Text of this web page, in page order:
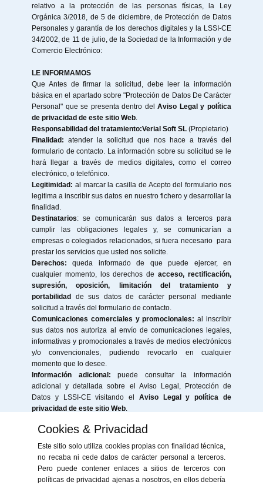
relativo a la protección de las personas físicas, la Ley
Orgánica 3/2018, de 5 de diciembre, de Protección de Datos
Personales y garantía de los derechos digitales y la LSSI-CE
34/2002, de 11 de julio, de la Sociedad de la Información y de
Comercio Electrónico:
LE INFORMAMOS
Que Antes de firmar la solicitud, debe leer la información
básica en el apartado sobre "Protección de Datos De Carácter
Personal" que se presenta dentro delAviso Legal y política
de privacidad de este sitio Web.
Responsabilidad del tratamiento:Verial Soft SL (Propietario)
Finalidad: atender la solicitud que nos hace a través del
formulario de contacto. La información sobre su solicitud se le
hará llegar a través de medios digitales, como el correo
electrónico, o telefónico.
Legitimidad: al marcar la casilla de Acepto del formulario nos
legitima a inscribir sus datos en nuestro fichero y desarrollar la
finalidad.
Destinatarios: se comunicarán sus datos a terceros para
cumplir las obligaciones legales y, se comunicarían a
empresas o colegiados relacionados, si fuera necesario para
prestar los servicios que usted nos solicite.
Derechos: queda informado de que puede ejercer, en
cualquier momento, los derechos deacceso, rectificación,
supresión, oposición, limitación del tratamiento y
portabilidad
de sus datos de carácter personal mediante
solicitud a través del formulario de contacto.
Comunicaciones comerciales y promocionales: al inscribir
sus datos nos autoriza al envío de comunicaciones legales,
informativas y promocionales a través de medios electrónicos
y/o convencionales, pudiendo revocarlo en cualquier
momento que lo desee.
Información adicional:puede consultar la información
adicional y detallada sobre el Aviso Legal, Protección de
Datos y LSSI-CE visitando el Aviso Legal y política de
privacidad de este sitio Web.
Cookies & Privacidad
Este sitio solo utiliza cookies propias con finalidad técnica,
no recaba ni cede datos de carácter personal a terceros.
Pero puede contener enlaces a sitios de terceros con
políticas de privacidad ajenas a nosotros, en ellos debería